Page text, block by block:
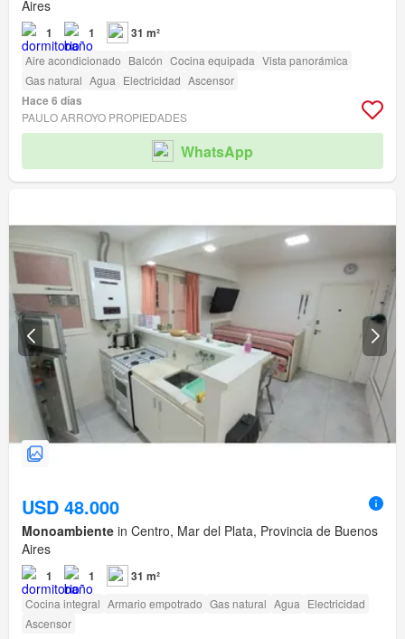
Aires
1 1 31 m²
Aire acondicionado Balcón Cocina equipada Vista panorámica
Gas natural Agua Electricidad Ascensor
Hace 6 días
PAULO ARROYO PROPIEDADES
WhatsApp
USD 48.000
Monoambiente in Centro, Mar del Plata, Provincia de Buenos
Aires
1 1 31 m²
Cocina integral Armario empotrado Gas natural Agua Electricidad
Ascensor